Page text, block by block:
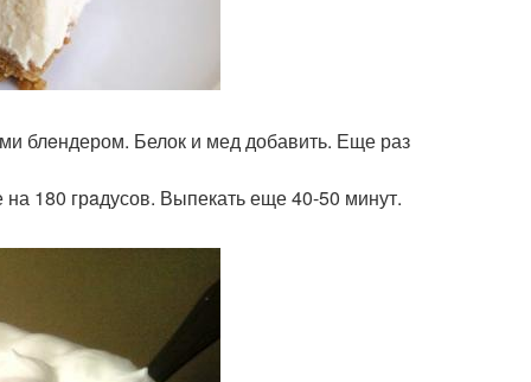
блeндером. Белок и мед добавить. Еще раз
180 грaдусов. Выпекать еще 40-50 минут.